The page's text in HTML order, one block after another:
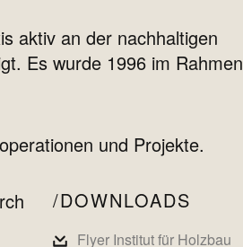
aktiv an der nachhaltigen
Es wurde 1996 im Rahmen
und Projekte.
DOWNLOADS
Flyer Institut für Holzbau